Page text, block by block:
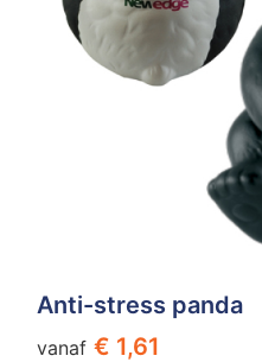
Anti-stress panda
vanaf € 1,61